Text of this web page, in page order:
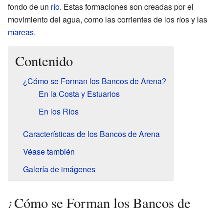
fondo de un río. Estas formaciones son creadas por el
movimiento del agua, como las corrientes de los ríos y las
mareas.
Contenido
¿Cómo se Forman los Bancos de Arena?
En la Costa y Estuarios
En los Ríos
Características de los Bancos de Arena
Véase también
Galería de imágenes
¿Cómo se Forman los Bancos de